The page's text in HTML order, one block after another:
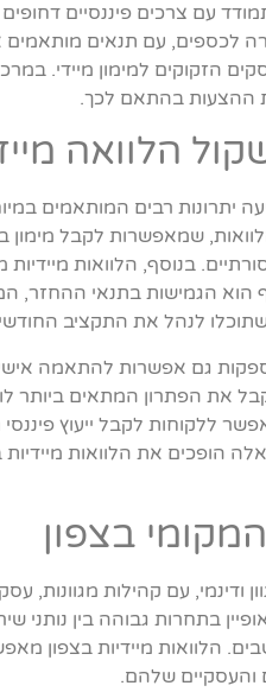
עם צרכים פיננסיים
לכספים, עם תנאים מותאמים
הזקוקים למימון מיידי.
ההצעות בהתאם לכך.
הלוואה
יתרונות רבים המותאמים
שמאפשרות לקבל מימון
בנוסף, הלוואות
הוא הגמישות בתנאי
לנהל את התקציב
גם אפשרות להתאמה
את הפתרון המתאים ביותר
ללקוחות לקבל ייעוץ
הופכים את הלוואות
בצפון
ודינמי, עם קהילות מגוונות,
בתחרות גבוהה בין נותני
הלוואות מיידיות בצפון
והעסקיים שלהם.